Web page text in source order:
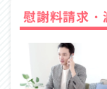
慰謝料請求